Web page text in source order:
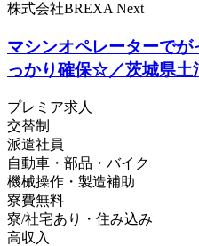
株式会社BREXA Next
マシンオペレーターで
っかり確保☆／茨城県土
プレミア求人
交替制
派遣社員
自動車・部品・バイク
機械操作・製造補助
寮費無料
寮/社宅あり・住み込み
高収入